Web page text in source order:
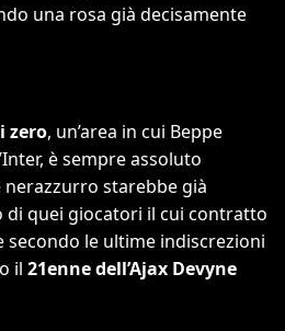
una rosa già decisamente
zero, un’area in cui Beppe
è sempre assoluto
starebbe già
di quei giocatori il cui contratto
secondo le ultime indiscrezioni
il 21enne dell’Ajax Devyne